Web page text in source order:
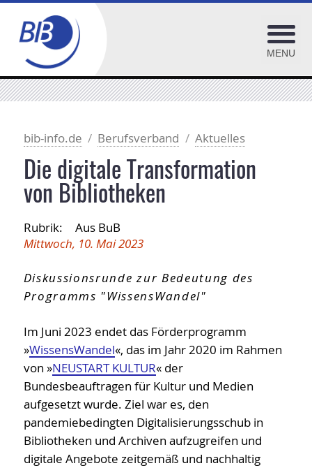
Aktuelles
Geschäftsstelle
Vereinsausschuss
Mitgliederversammlungen
25. Jubiläum des BIB
Mitglied werden
Kommissionen
Arbeitsgruppen
Schwerpunktthemen
Publikationen
Satzung, AGBs etc.
Geschichte
meinBIB
bib-info.de Berufsverband Aktuelles
Die digitale Transformation
von Bibliotheken
Rubrik:
Aus BuB
Mittwoch, 10. Mai 2023
Diskussionsrunde zur Bedeutung des
Programms "WissensWandel"
Im Juni 2023 endet das Förderprogramm
»WissensWandel«, das im Jahr 2020 im Rahmen
von »NEUSTART KULTUR« der
Bundesbeauftragen für Kultur und Medien
aufgesetzt wurde. Ziel war es, den
pandemiebedingten Digitalisierungsschub in
Bibliotheken und Archiven aufzugreifen und
digitale Angebote zeitgemäß und nachhaltig
MENU